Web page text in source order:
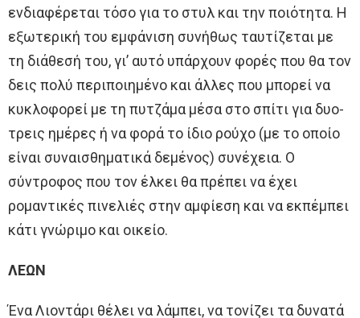
ενδιαφέρεται τόσο για το στυλ και την ποιότητα. Η
εξωτερική του εμφάνιση συνήθως ταυτίζεται με
τη διάθεσή του, γι’ αυτό υπάρχουν φορές που θα τον
δεις πολύ περιποιημένο και άλλες που μπορεί να
κυκλοφορεί με τη πυτζάμα μέσα στο σπίτι για δυο-
τρεις ημέρες ή να φορά το ίδιο ρούχο (με το οποίο
είναι συναισθηματικά δεμένος) συνέχεια. Ο
σύντροφος που τον έλκει θα πρέπει να έχει
ρομαντικές πινελιές στην αμφίεση και να εκπέμπει
κάτι γνώριμο και οικείο.
ΛΕΩΝ
Ένα Λιοντάρι θέλει να λάμπει, να τονίζει τα δυνατά